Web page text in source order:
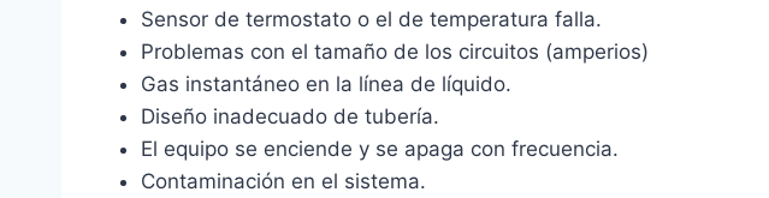
Sensor de termostato o el de temperatura falla.
Problemas con el tamaño de los circuitos (amperios)
Gas instantáneo en la línea de líquido.
Diseño inadecuado de tubería.
El equipo se enciende y se apaga con frecuencia.
Contaminación en el sistema.